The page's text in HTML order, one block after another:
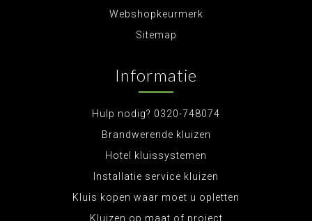
Webshopkeurmerk
Sitemap
Informatie
Hulp nodig? 0320-748074
Brandwerende kluizen
Hotel kluissystemen
Installatie service kluizen
Kluis kopen waar moet u opletten
Kluizen op maat of project